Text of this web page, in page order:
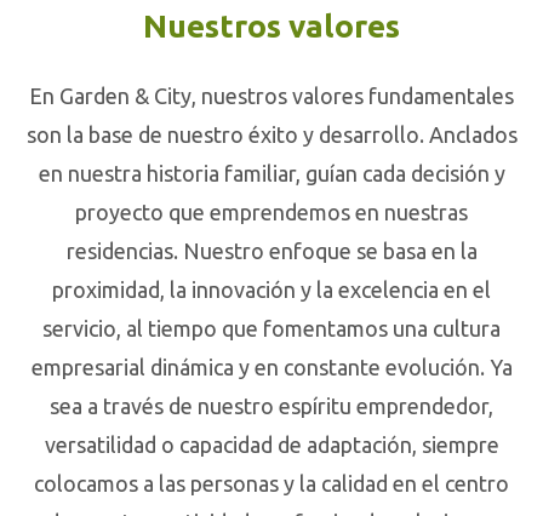
Nuestros valores
En Garden & City, nuestros valores fundamentales
son la base de nuestro éxito y desarrollo. Anclados
en nuestra historia familiar, guían cada decisión y
proyecto que emprendemos en nuestras
residencias. Nuestro enfoque se basa en la
proximidad, la innovación y la excelencia en el
servicio, al tiempo que fomentamos una cultura
empresarial dinámica y en constante evolución. Ya
sea a través de nuestro espíritu emprendedor,
versatilidad o capacidad de adaptación, siempre
colocamos a las personas y la calidad en el centro